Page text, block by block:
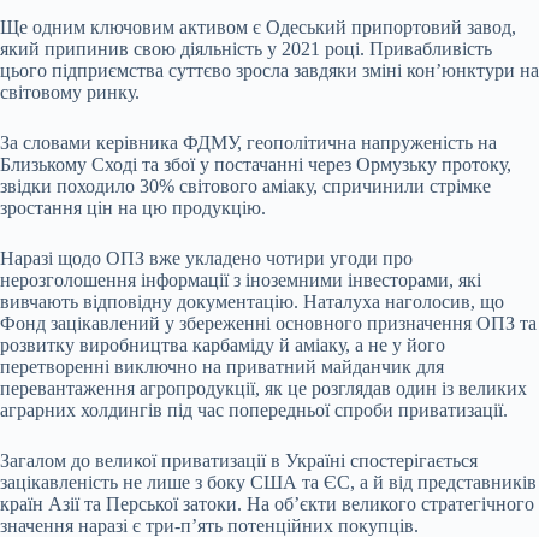
Ще одним ключовим активом є Одеський припортовий завод,
який припинив свою діяльність у 2021 році. Привабливість
цього підприємства суттєво зросла завдяки зміні кон’юнктури на
світовому ринку.
За словами керівника ФДМУ, геополітична напруженість на
Близькому Сході та збої у постачанні через Ормузьку протоку,
звідки походило 30% світового аміаку, спричинили стрімке
зростання цін на цю продукцію.
Наразі щодо ОПЗ вже укладено чотири угоди про
нерозголошення інформації з іноземними інвесторами, які
вивчають відповідну документацію. Наталуха наголосив, що
Фонд зацікавлений у збереженні основного призначення ОПЗ та
розвитку виробництва карбаміду й аміаку, а не у його
перетворенні виключно на приватний майданчик для
перевантаження агропродукції, як це розглядав один із великих
аграрних холдингів під час попередньої спроби приватизації.
Загалом до великої приватизації в Україні спостерігається
зацікавленість не лише з боку США та ЄС, а й від представників
країн Азії та Перської затоки. На об’єкти великого стратегічного
значення наразі є три-п’ять потенційних покупців.